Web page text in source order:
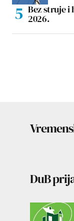
Bez struje i
2026.
DuB